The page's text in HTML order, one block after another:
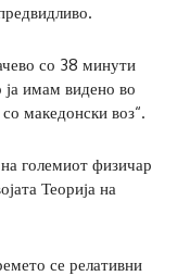
со 38 минути
имам видено во
македонски воз“.
големиот физичар
Теорија на
се релативни